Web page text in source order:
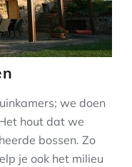
we doen
hout dat we
bossen. Zo
je ook het milieu